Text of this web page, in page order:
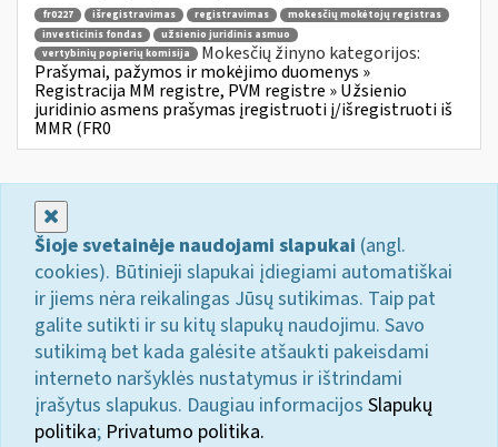
fr0227 išregistravimas registravimas
mokesčių mokėtojų registras
investicinis fondas
užsienio juridinis asmuo
vertybinių popierių komisija
Mokesčių žinyno kategorijos:
Prašymai, pažymos ir mokėjimo duomenys »
Registracija MM registre, PVM registre » Užsienio
juridinio asmens prašymas įregistruoti į/išregistruoti iš
MMR (FR0
Šioje svetainėje naudojami slapukai (angl.
cookies). Būtinieji slapukai įdiegiami automatiškai
ir jiems nėra reikalingas Jūsų sutikimas. Taip pat
galite sutikti ir su kitų slapukų naudojimu. Savo
sutikimą bet kada galėsite atšaukti pakeisdami
interneto naršyklės nustatymus ir ištrindami
įrašytus slapukus. Daugiau informacijos Slapukų
politika; Privatumo politika.